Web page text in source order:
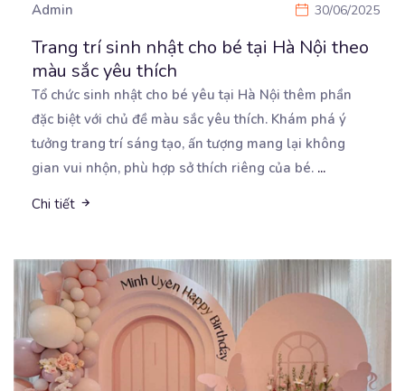
Admin 30/06/2025
Trang trí sinh nhật cho bé tại Hà Nội theo
màu sắc yêu thích
Tổ chức sinh nhật cho bé yêu tại Hà Nội thêm phần
đặc biệt với chủ đề màu sắc yêuthích. Khám phá ý
tưởng trang trí sáng tạo, ấn tượng mang lại không
gian vui nhộn, phù hợp sở thích riêng của bé. ...
Chi tiết